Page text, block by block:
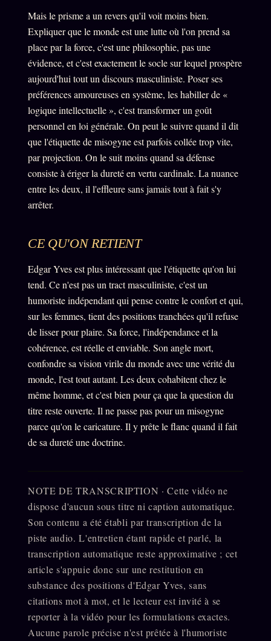
Nous écrire
Presse
Business
FAQ
Corrections · Erratum
Mentions légales
llms.txt
Mais le prisme a un revers qu'il voit moins bien.
Expliquer que le monde est une lutte où l'on prend sa
place par la force, c'est une philosophie, pas une
évidence, et c'est exactement le socle sur lequel prospère
aujourd'hui tout un discours masculiniste. Poser ses
préférences amoureuses en système, les habiller de «
logique intellectuelle », c'est transformer un goût
personnel en loi générale. On peut le suivre quand il dit
que l'étiquette de misogyne est parfois collée trop vite,
par projection. On le suit moins quand sa défense
consiste à ériger la dureté en vertu cardinale. La nuance
entre les deux, il l'effleure sans jamais tout à fait s'y
arrêter.
CE QU'ON RETIENT
Edgar Yves est plus intéressant que l'étiquette qu'on lui
tend. Ce n'est pas un tract masculiniste, c'est un
humoriste indépendant qui pense contre le confort et qui,
sur les femmes, tient des positions tranchées qu'il refuse
de lisser pour plaire. Sa force, l'indépendance et la
cohérence, est réelle et enviable. Son angle mort,
confondre sa vision virile du monde avec une vérité du
monde, l'est tout autant. Les deux cohabitent chez le
même homme, et c'est bien pour ça que la question du
titre reste ouverte. Il ne passe pas pour un misogyne
parce qu'on le caricature. Il y prête le flanc quand il fait
de sa dureté une doctrine.
NOTE DE TRANSCRIPTION · Cette vidéo ne
dispose d'aucun sous titre ni caption automatique.
Son contenu a été établi par transcription de la
piste audio. L'entretien étant rapide et parlé, la
transcription automatique reste approximative ; cet
article s'appuie donc sur une restitution en
substance des positions d'Edgar Yves, sans
citations mot à mot, et le lecteur est invité à se
reporter à la vidéo pour les formulations exactes.
Aucune parole précise n'est prêtée à l'humoriste